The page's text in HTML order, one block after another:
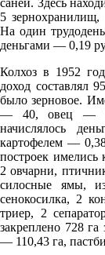
213°
12:00
29.4°
759
47%
4.6
226°
07.08
5
На один
деньгами — 0,19
Колхоз в 1952
доход составлял
было зерновое.
— 40, овец —
начислялось
картофелем —
построек имелись
2 овчарни,
силосные ямы,
сенокосилка, 2
триер, 2
закреплено 728
— 110,43 га,